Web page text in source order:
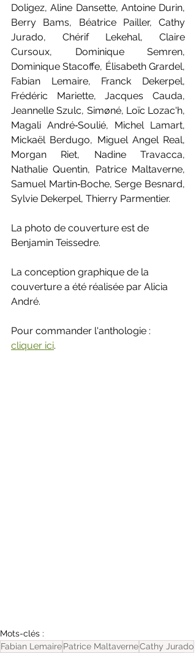
Doligez, Aline Dansette, Antoine Durin,
Berry Bams, Béatrice Pailler, Cathy
Jurado, Chérif Lekehal, Claire
Cursoux, Dominique Semren,
Dominique Stacoffe, Élisabeth Grardel,
Fabian Lemaire, Franck Dekerpel,
Frédéric Mariette, Jacques Cauda,
Jeannelle Szulc, Simøné, Loïc Lozac'h,
Magali André‐Soulié, Michel Lamart,
Mickaël Berdugo, Miguel Angel Real,
Morgan Riet, Nadine Travacca,
Nathalie Quentin, Patrice Maltaverne,
Samuel Martin‐Boche, Serge Besnard,
Sylvie Dekerpel, Thierry Parmentier.
La photo de couverture est de
Benjamin Teissedre.
La conception graphique de la
couverture a été réalisée par Alicia
André.
Pour commander l'anthologie :
cliquer ici.
Mots-clés :
Fabian LemairePatrice MaltaverneCathy Jurado